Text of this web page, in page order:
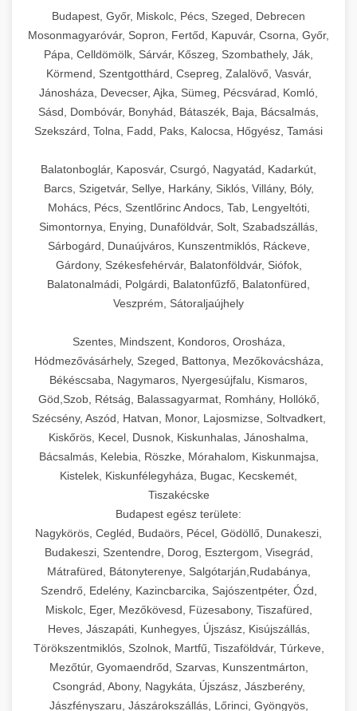
Budapest, Győr, Miskolc, Pécs, Szeged, Debrecen
Mosonmagyaróvár, Sopron, Fertőd, Kapuvár, Csorna, Győr,
Pápa, Celldömölk, Sárvár, Kőszeg, Szombathely, Ják,
Körmend, Szentgotthárd, Csepreg, Zalalövő, Vasvár,
Jánosháza, Devecser, Ajka, Sümeg, Pécsvárad, Komló,
Sásd, Dombóvár, Bonyhád, Bátaszék, Baja, Bácsalmás,
Szekszárd, Tolna, Fadd, Paks, Kalocsa, Hőgyész, Tamási
Balatonboglár, Kaposvár, Csurgó, Nagyatád, Kadarkút,
Barcs, Szigetvár, Sellye, Harkány, Siklós, Villány, Bóly,
Mohács, Pécs, Szentlőrinc Andocs, Tab, Lengyeltóti,
Simontornya, Enying, Dunaföldvár, Solt, Szabadszállás,
Sárbogárd, Dunaújváros, Kunszentmiklós, Ráckeve,
Gárdony, Székesfehérvár, Balatonföldvár, Siófok,
Balatonalmádi, Polgárdi, Balatonfűzfő, Balatonfüred,
Veszprém, Sátoraljaújhely
Szentes, Mindszent, Kondoros, Orosháza,
Hódmezővásárhely, Szeged, Battonya, Mezőkovácsháza,
Békéscsaba, Nagymaros, Nyergesújfalu, Kismaros,
Göd,Szob, Rétság, Balassagyarmat, Romhány, Hollókő,
Szécsény, Aszód, Hatvan, Monor, Lajosmizse, Soltvadkert,
Kiskőrös, Kecel, Dusnok, Kiskunhalas, Jánoshalma,
Bácsalmás, Kelebia, Röszke, Mórahalom, Kiskunmajsa,
Kistelek, Kiskunfélegyháza, Bugac, Kecskemét,
Tiszakécske
Budapest egész területe:
Nagykörös, Cegléd, Budaörs, Pécel, Gödöllő, Dunakeszi,
Budakeszi, Szentendre, Dorog, Esztergom, Visegrád,
Mátrafüred, Bátonyterenye, Salgótarján,Rudabánya,
Szendrő, Edelény, Kazincbarcika, Sajószentpéter, Ózd,
Miskolc, Eger, Mezőkövesd, Füzesabony, Tiszafüred,
Heves, Jászapáti, Kunhegyes, Újszász, Kisújszállás,
Törökszentmiklós, Szolnok, Martfű, Tiszaföldvár, Túrkeve,
Mezőtúr, Gyomaendrőd, Szarvas, Kunszentmárton,
Csongrád, Abony, Nagykáta, Újszász, Jászberény,
Jászfényszaru, Jászárokszállás, Lőrinci, Gyöngyös,